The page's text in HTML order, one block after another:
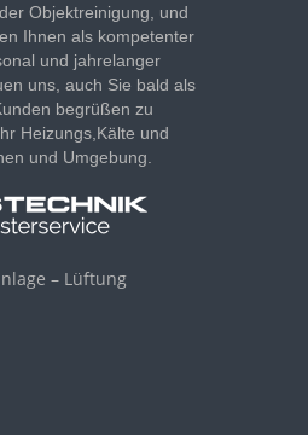
Objektreinigung, und
Ihnen als kompetenter
und jahrelanger
uns, auch Sie bald als
begrüßen zu
Heizungs,Kälte und
und Umgebung.
– Lüftung